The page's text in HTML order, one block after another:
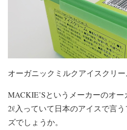
オーガニックミルクアイスクリ
MACKIE’Sというメーカーのオー
2ℓ入っていて日本のアイスで言
ズでしょうか。